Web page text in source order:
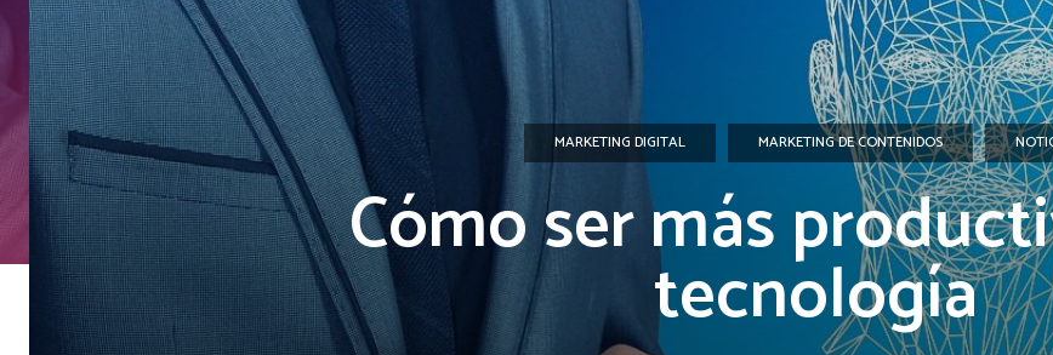
MARKETING DIGITAL MARKETING DE CONTENIDOS
Cómo ser más
tecnología